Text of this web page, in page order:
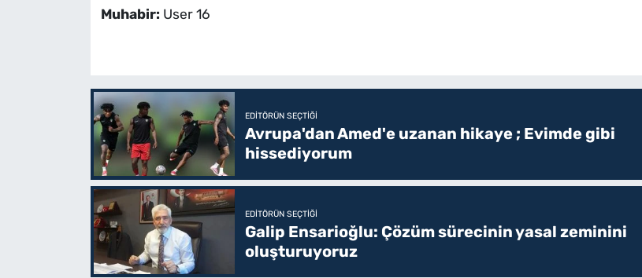
Muhabir: User 16
EDITÖRÜN SEÇTIĞI
Avrupa'dan Amed'e uzanan hikaye ; Evimde gibi
hissediyorum
EDITÖRÜN SEÇTIĞI
Galip Ensarioğlu: Çözüm sürecinin yasal zeminini
oluşturuyoruz